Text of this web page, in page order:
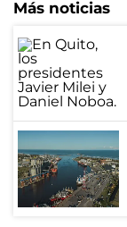
Más noticias